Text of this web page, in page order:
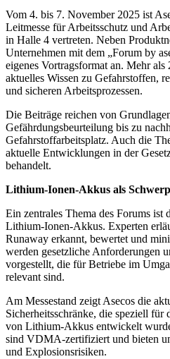
Vom 4. bis 7. November 2025 ist
Leitmesse für Arbeitsschutz und
in Halle 4 vertreten. Neben
Unternehmen mit dem „Forum by
eigenes Vortragsformat an. Mehr
aktuelles Wissen zu Gefahrstoffen,
und sicheren Arbeitsprozessen.
Die Beiträge reichen von
Gefährdungsbeurteilung bis zu
Gefahrstoffarbeitsplatz. Auch die
aktuelle Entwicklungen in der
behandelt.
Lithium-Ionen-Akkus als
Ein zentrales Thema des Forums ist
Lithium-Ionen-Akkus. Experten
Runaway erkannt, bewertet und
werden gesetzliche Anforderungen
vorgestellt, die für Betriebe im
relevant sind.
Am Messestand zeigt Asecos die
Sicherheitsschränke, die speziell für
von Lithium-Akkus entwickelt
sind VDMA-zertifiziert und bieten
und Explosionsrisiken.